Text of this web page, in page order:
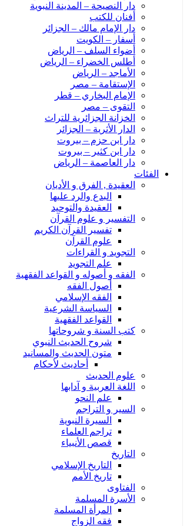
دار النصيحة – المدينة النبوية
أفنان للكتب
دار الإمام مالك – الجزائر
أسفار – الكويت
أضواء السلف – الرياض
أطلس الخضراء – الرياض
الأماجد – الرياض
الإستقامة – مصر
الإمام البخاري – قطر
التقوى – مصر
الخزانة الجزائرية للتراث
الدار الأثرية – الجزائر
دار ابن حزم – بيروت
دار ابن كثير – بيروت
دار العاصمة – الرياض
الفئات
العقيدة , الفرق و الأديان
البدع والرد عليها
العقيدة والتوحيد
التفسير و علوم القرآن
تفسير القرآن الكريم
علوم القرآن
التجويد و القراءات
علم التجويد
الفقه و أصوله و القواعد الفقهية
أصول الفقه
الفقه الإسلامي
السياسة الشرعية
القواعد الفقهية
كتب السنة و شروحاتها
شروح الحديث النبوي
متون الحديث والمسانيد
أحاديث لأحكام
علوم الحديث
اللغة العربية و آدابها
علم النحو
السير و التراجم
السيرة النبوية
تراجم العلماء
قصص الأنبياء
التاريخ
التاريخ الإسلامي
تاريخ الأمم
الفتاوى
الأسرة المسلمة
المرأة المسلمة
فقه الزواج